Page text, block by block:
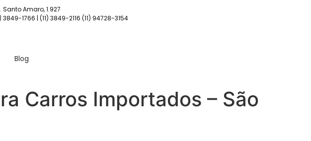
Santo Amaro, 1.927
3849-1766 | (11) 3849-2116 (11) 94728-3154
Blog
Carros Importados – São